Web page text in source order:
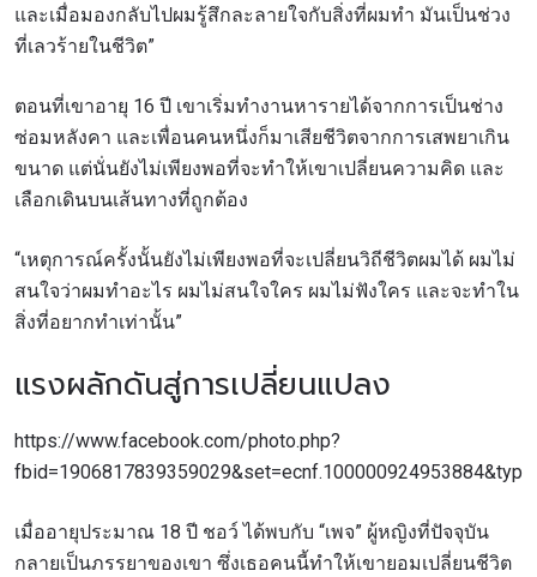
และเมื่อมองกลับไปผมรู้สึกละลายใจกับสิ่งที่ผมทำ มันเป็นช่วง
ที่เลวร้ายในชีวิต”
ตอนที่เขาอายุ 16 ปี เขาเริ่มทำงานหารายได้จากการเป็นช่าง
ซ่อมหลังคา และเพื่อนคนหนึ่งก็มาเสียชีวิตจากการเสพยาเกิน
ขนาด แต่นั่นยังไม่เพียงพอที่จะทำให้เขาเปลี่ยนความคิด และ
เลือกเดินบนเส้นทางที่ถูกต้อง
“เหตุการณ์ครั้งนั้นยังไม่เพียงพอที่จะเปลี่ยนวิถีชีวิตผมได้ ผมไม่
สนใจว่าผมทำอะไร ผมไม่สนใจใคร ผมไม่ฟังใคร และจะทำใน
สิ่งที่อยากทำเท่านั้น”
แรงผลักดันสู่การเปลี่ยนแปลง
https://www.facebook.com/photo.php?
เมื่ออายุประมาณ 18 ปี ชอว์ ได้พบกับ “เพจ” ผู้หญิงที่ปัจจุบัน
กลายเป็นภรรยาของเขา ซึ่งเธอคนนี้ทำให้เขายอมเปลี่ยนชีวิต